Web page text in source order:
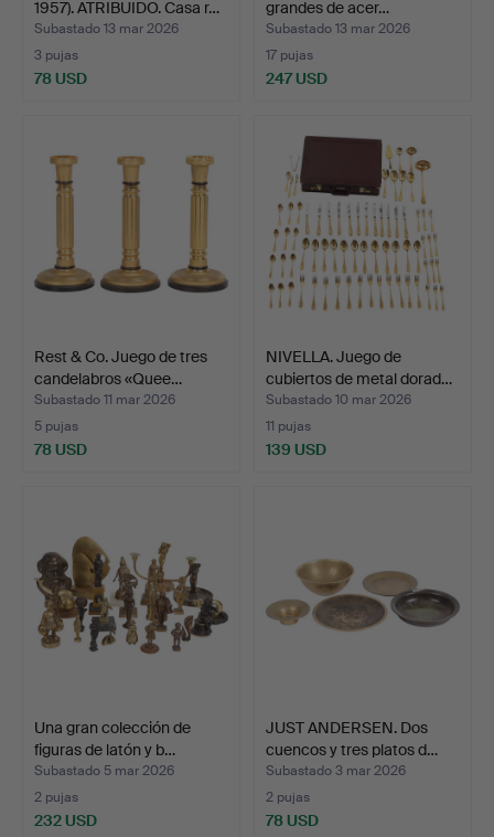
1957). ATRIBUIDO. Casa r…
Subastado 13 mar 2026
3 pujas
78 USD
grandes de acer…
Subastado 13 mar 2026
17 pujas
247 USD
Rest & Co. Juego de tres
candelabros «Quee…
Subastado 11 mar 2026
5 pujas
78 USD
NIVELLA. Juego de
cubiertos de metal dorad…
Subastado 10 mar 2026
11 pujas
139 USD
Una gran colección de
figuras de latón y b…
Subastado 5 mar 2026
2 pujas
232 USD
JUST ANDERSEN. Dos
cuencos y tres platos d…
Subastado 3 mar 2026
2 pujas
78 USD